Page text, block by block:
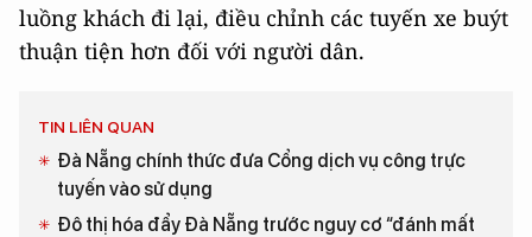
luồng khách đi lại, điều chỉnh các tuyến xe buýt
thuận tiện hơn đối với người dân.
TIN LIÊN QUAN
Đà Nẵng chính thức đưa Cổng dịch vụ công trực
tuyến vào sử dụng
Đô thị hóa đẩy Đà Nẵng trước nguy cơ “đánh mất